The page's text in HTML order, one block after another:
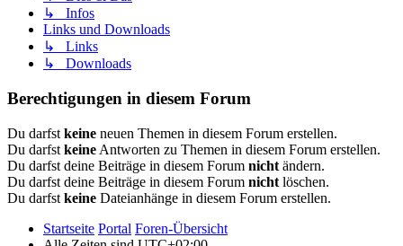
↳ Infos
Links und Downloads
↳ Links
↳ Downloads
Berechtigungen in diesem Forum
Du darfst keine neuen Themen in diesem Forum erstellen.
Du darfst keine Antworten zu Themen in diesem Forum erstellen.
Du darfst deine Beiträge in diesem Forum nicht ändern.
Du darfst deine Beiträge in diesem Forum nicht löschen.
Du darfst keine Dateianhänge in diesem Forum erstellen.
Startseite Portal Foren-Übersicht